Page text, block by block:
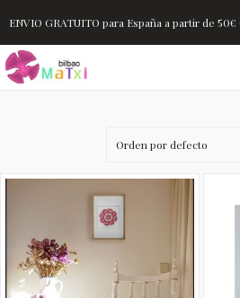
ENVIO GRATUITO para España a partir de